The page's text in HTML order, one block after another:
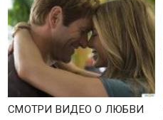
СМОТРИ ВИДЕО О ЛЮБВИ